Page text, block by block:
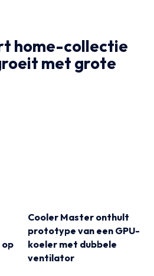
home-collectie
met grote
Cooler Master onthult
prototype van een GPU-
koeler met dubbele
ventilator